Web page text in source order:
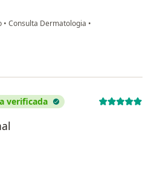
• Consulta Dermatologia •
verificada